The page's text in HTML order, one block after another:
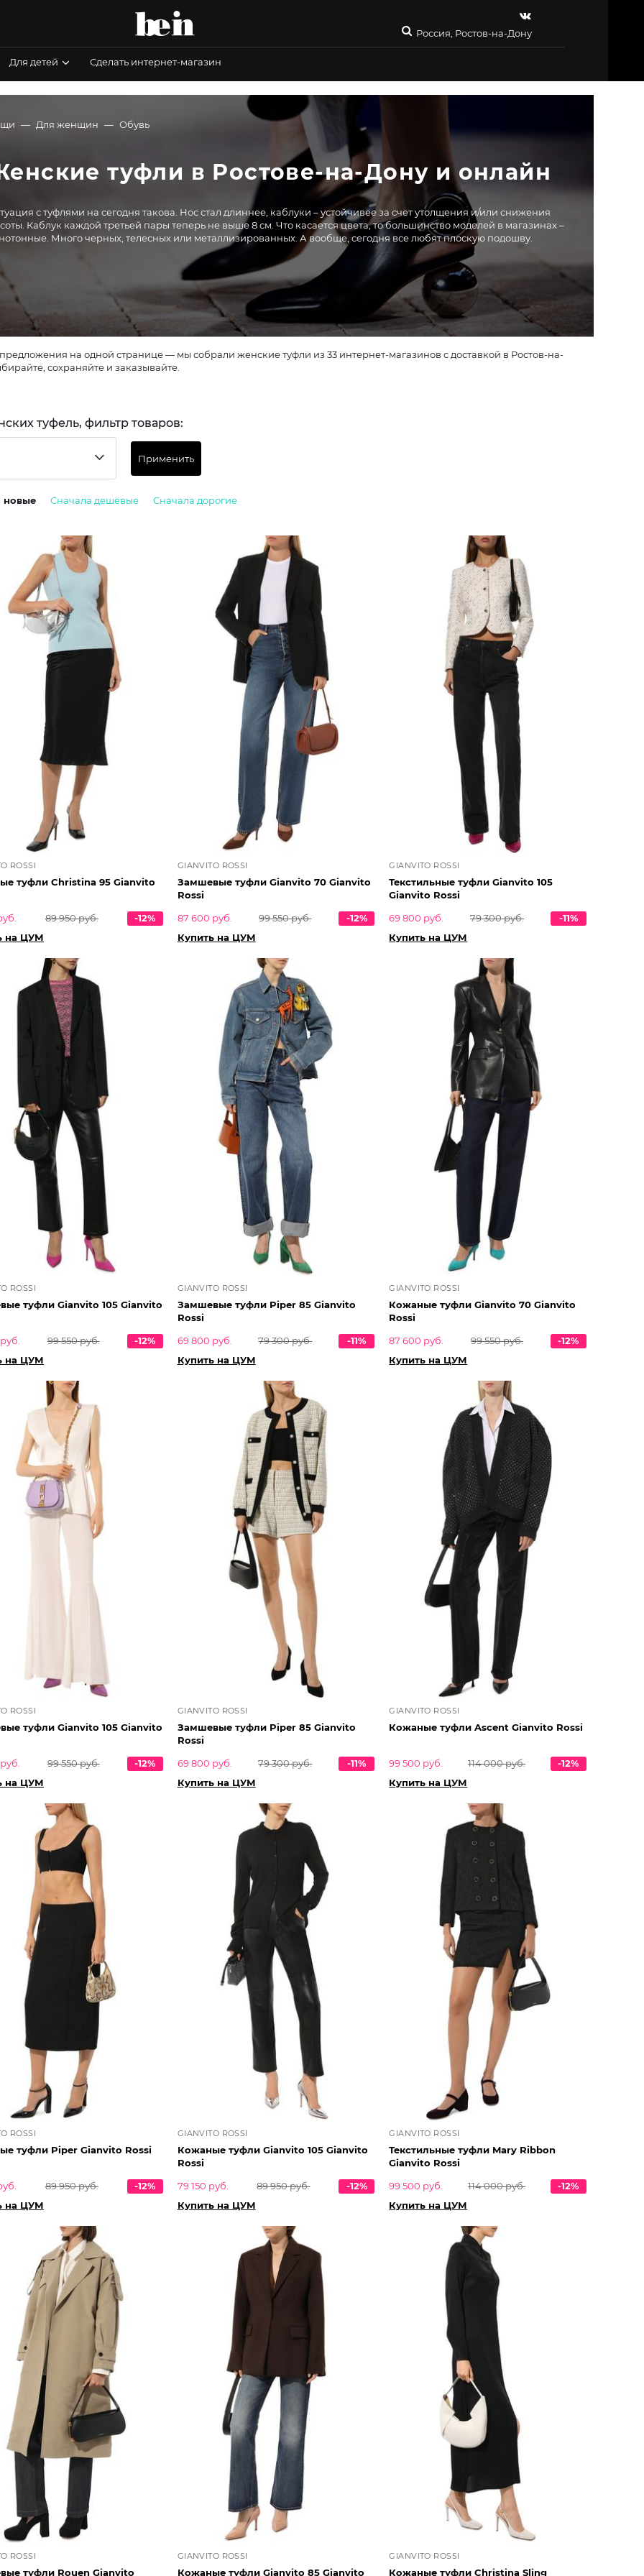
Россия, Ростов-на-Дону
Для детей Сделать интернет-магазин
Для женщин Обувь
туфли в Ростове-на-Дону и онлайн
с туфлями на сегодня такова. Нос стал длиннее, каблуки – устойчивее за счет утолщения и/или снижения
Каблук каждой третьей пары теперь не выше 8 см. Что касается цвета, то большинство моделей в магазинах –
Много черных, телесных или металлизированных. А вообще, сегодня все любят плоскую подошву.
на одной странице — мы собрали женские туфли из 33 интернет-магазинов с доставкой в Ростов-на-
сохраняйте и заказывайте.
туфель, фильтр товаров:
Применить
новые Сначала дешёвые Сначала дорогие
ROSSI
туфли Christina 95 Gianvito
89 950 руб.
-12%
на ЦУМ
GIANVITO ROSSI
Замшевые туфли Gianvito 70 Gianvito
Rossi
87 600 руб.
99 550 руб.
-12%
Купить на ЦУМ
GIANVITO ROSSI
Текстильные туфли Gianvito 105
Gianvito Rossi
69 800 руб.
79 300 руб.
-11%
Купить на ЦУМ
ROSSI
туфли Gianvito 105 Gianvito
99 550 руб.
-12%
на ЦУМ
GIANVITO ROSSI
Замшевые туфли Piper 85 Gianvito
Rossi
69 800 руб.
79 300 руб.
-11%
Купить на ЦУМ
GIANVITO ROSSI
Кожаные туфли Gianvito 70 Gianvito
Rossi
87 600 руб.
99 550 руб.
-12%
Купить на ЦУМ
ROSSI
туфли Gianvito 105 Gianvito
99 550 руб.
-12%
на ЦУМ
GIANVITO ROSSI
Замшевые туфли Piper 85 Gianvito
Rossi
69 800 руб.
79 300 руб.
-11%
Купить на ЦУМ
GIANVITO ROSSI
Кожаные туфли Ascent Gianvito Rossi
99 500 руб. 114 000 руб.
-12%
Купить на ЦУМ
ROSSI
туфли Piper Gianvito Rossi
89 950 руб.
-12%
на ЦУМ
GIANVITO ROSSI
Кожаные туфли Gianvito 105 Gianvito
Rossi
79 150 руб.
89 950 руб.
-12%
Купить на ЦУМ
GIANVITO ROSSI
Текстильные туфли Mary Ribbon
Gianvito Rossi
99 500 руб.
114 000 руб.
-12%
Купить на ЦУМ
ROSSI
туфли Rouen Gianvito
GIANVITO ROSSI
Кожаные туфли Gianvito 85 Gianvito
GIANVITO ROSSI
Кожаные туфли Christina Sling